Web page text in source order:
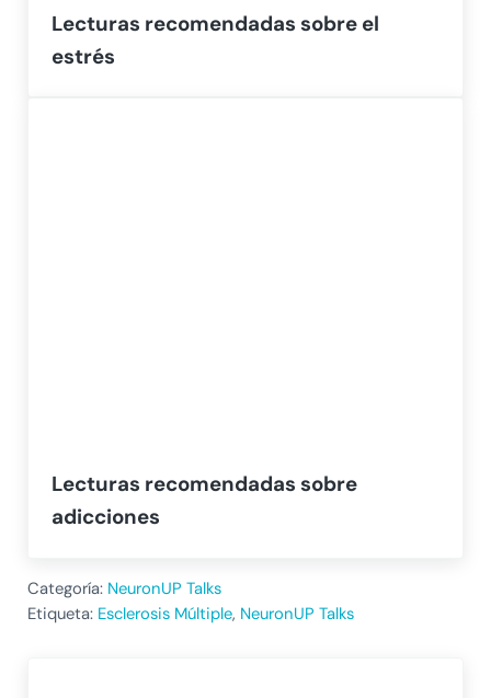
Lecturas recomendadas sobre el
estrés
Lecturas recomendadas sobre
adicciones
Categoría: NeuronUP Talks
Etiqueta: Esclerosis Múltiple, NeuronUP Talks